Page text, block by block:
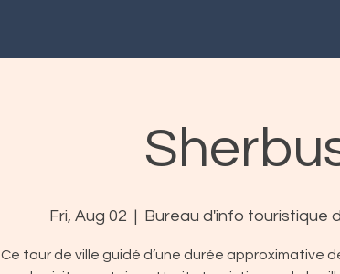
Fri, Aug 02
  |
Bureau d'info touristique
Ce tour de ville guidé d’une durée approximative